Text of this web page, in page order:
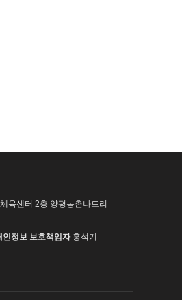
육센터 2층 양평농촌나드리
인정보 보호책임자홍석기